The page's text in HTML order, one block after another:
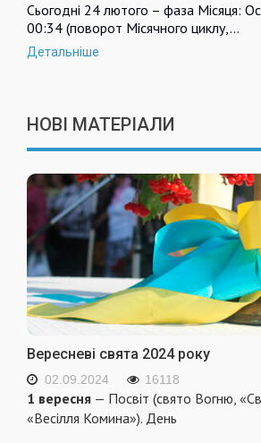
Сьогодні 24 лютого – фаза Місяця:
00:34 (поворот Місячного циклу,…
Детальніше
НОВІ МАТЕРІАЛИ
Вересневі свята 2024 року
02.09.2024 16118
1 вересня — Посвіт (свято Вогню,
«Весілля Комина»). День